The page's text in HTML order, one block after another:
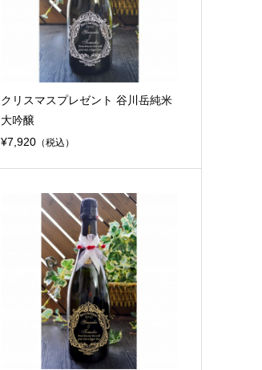
クリスマスプレゼント 谷川岳純米
大吟醸
¥7,920 （税込）